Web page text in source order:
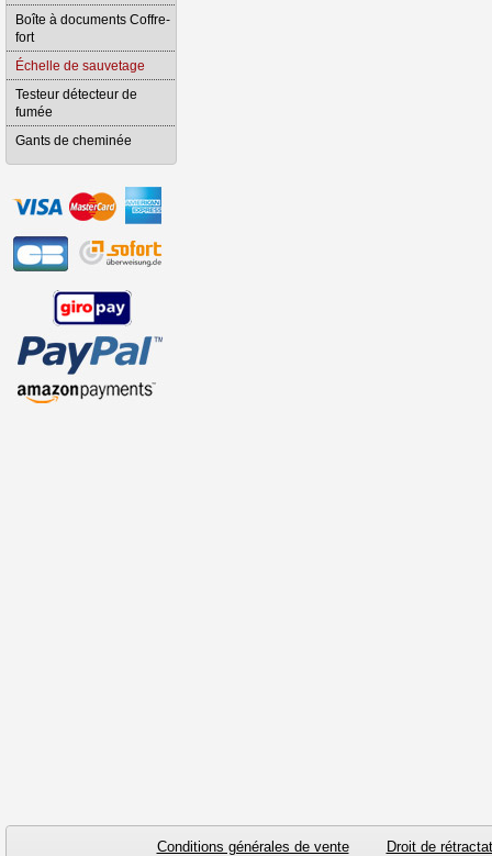
Boîte à documents Coffre-
fort
Échelle de sauvetage
Testeur détecteur de
fumée
Gants de cheminée
Conditions générales de vente Droit de